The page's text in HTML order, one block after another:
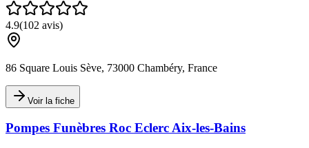
4.9(102 avis)
86 Square Louis Sève, 73000 Chambéry, France
Voir la fiche
Pompes Funèbres Roc Eclerc Aix-les-Bains